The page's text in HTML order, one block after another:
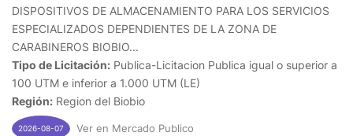
DISPOSITIVOS DE ALMACENAMIENTO PARA LOS SERVICIOS
ESPECIALIZADOS DEPENDIENTES DE LA ZONA DE
CARABINEROS BIOBIO...
Tipo de Licitación: Publica-Licitacion Publica igual o superior a
100 UTM e inferior a 1.000 UTM (LE)
Región: Region del Biobio
2026-08-07 Ver en Mercado Publico